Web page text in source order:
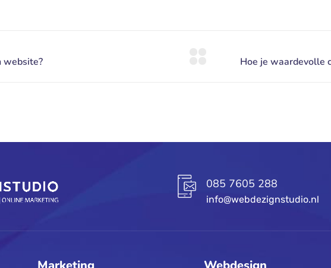
085 7605 288
info@webdezignstudio.nl